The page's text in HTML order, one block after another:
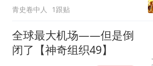
青史卷中人 1跟贴
全球最大机场——但是倒
闭了【神奇组织49】